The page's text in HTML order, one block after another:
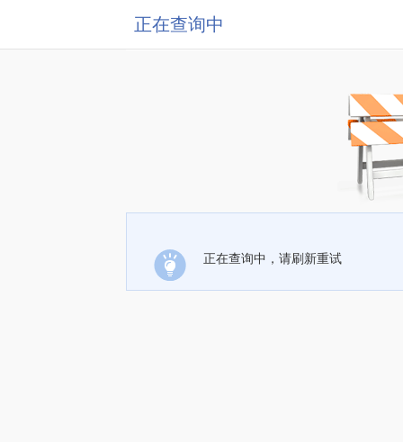
正在查询中
正在查询中，请刷新重试